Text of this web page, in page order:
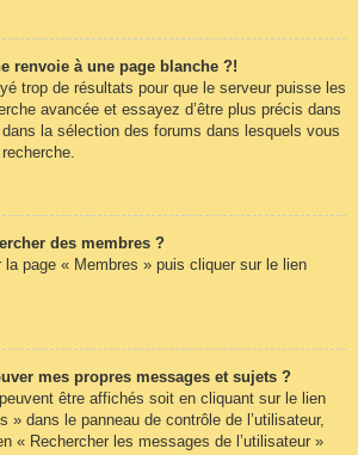
renvoie à une page blanche ?!
trop de résultats pour que le serveur puisse les
avancée et essayez d’être plus précis dans
la sélection des forums dans lesquels vous
des membres ?
page « Membres » puis cliquer sur le lien
mes propres messages et sujets ?
être affichés soit en cliquant sur le lien
» dans le panneau de contrôle de l’utilisateur,
« Rechercher les messages de l’utilisateur »